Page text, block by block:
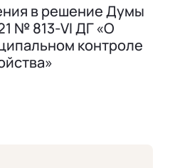
в решение Думы
№ 813-VI ДГ «О
контроле